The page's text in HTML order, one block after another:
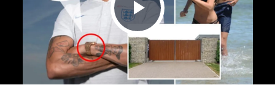
Play Video